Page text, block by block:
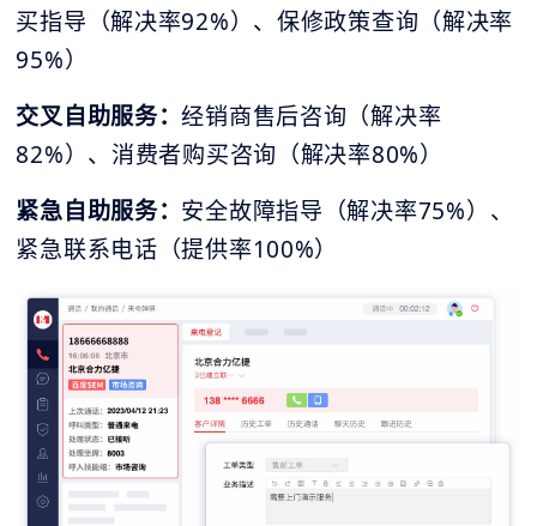
买指导（解决率92%）、保修政策查询（解决率
95%）
交叉自助服务：经销商售后咨询（解决率
82%）、消费者购买咨询（解决率80%）
紧急自助服务： 安全故障指导（解决率75%）、
紧急联系电话（提供率100%）